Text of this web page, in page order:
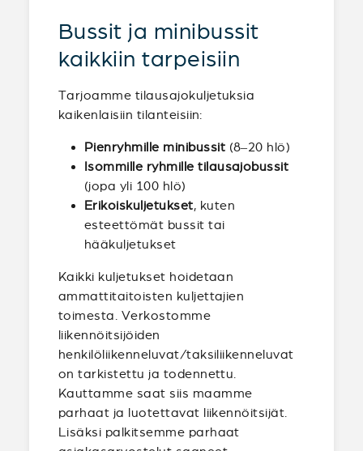
Bussit ja minibussit
kaikkiin tarpeisiin
Tarjoamme tilausajokuljetuksia
kaikenlaisiin tilanteisiin:
Pienryhmille minibussit (8–20 hlö)
Isommille ryhmille tilausajobussit
(jopa yli 100 hlö)
Erikoiskuljetukset, kuten
esteettömät bussit tai
hääkuljetukset
Kaikki kuljetukset hoidetaan
ammattitaitoisten kuljettajien
toimesta. Verkostomme
liikennöitsijöiden
henkilöliikenneluvat/taksiliikenneluvat
on tarkistettu ja todennettu.
Kauttamme saat siis maamme
parhaat ja luotettavat liikennöitsijät.
Lisäksi palkitsemme parhaat